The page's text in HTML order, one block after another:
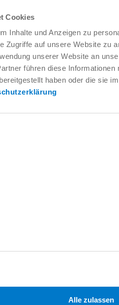
Cookies
Inhalte und Anzeigen zu
Zugriffe auf unsere Website zu
unserer Website an
führen diese
haben oder die sie
Alle zulassen
les données de CAO